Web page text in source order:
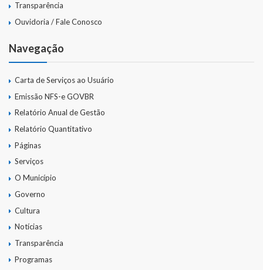
Transparência
Ouvidoria / Fale Conosco
Navegação
Carta de Serviços ao Usuário
Emissão NFS-e GOVBR
Relatório Anual de Gestão
Relatório Quantitativo
Páginas
Serviços
O Município
Governo
Cultura
Notícias
Transparência
Programas